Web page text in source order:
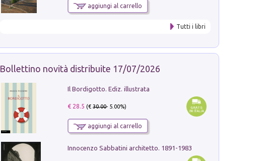
aggiungi al carrello
Tutti i libri
Bollettino novità distribuite 17/07/2026
Il Bordigotto. Ediz. illustrata
€ 28.5 (€30.00- 5.00%)
aggiungi al carrello
Innocenzo Sabbatini architetto. 1891-1983